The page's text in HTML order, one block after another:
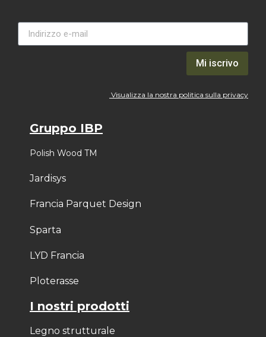
Mi iscrivo
Visualizza la nostra politica sulla privacy
Gruppo IBP
Polish Wood TM
Jardisys
Francia Parquet Design
Sparta
LYD Francia
Ploterasse
I nostri prodotti
Legno strutturale